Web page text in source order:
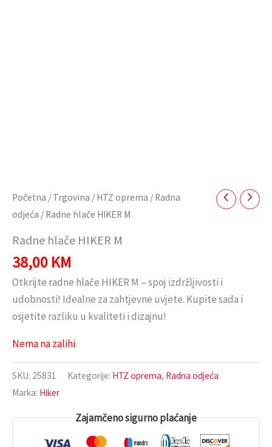
Početna / Trgovina / HTZ oprema / Radna
odjeća / Radne hlače HIKER M
Radne hlače HIKER M
38,00 KM
Otkrijte radne hlače HIKER M – spoj izdržljivosti i
udobnosti! Idealne za zahtjevne uvjete. Kupite sada i
osjetite razliku u kvaliteti i dizajnu!
Nema na zalihi
SKU: 25831 Kategorije: HTZ oprema, Radna odjeća
Marka: Hiker
Zajamčeno sigurno plaćanje